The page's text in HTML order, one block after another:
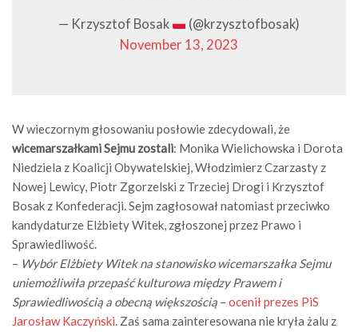
— Krzysztof Bosak
(@krzysztofbosak)
November 13, 2023
W wieczornym głosowaniu posłowie zdecydowali, że
wicemarszałkami Sejmu zostali: Monika Wielichowska i Dorota
Niedziela z Koalicji Obywatelskiej, Włodzimierz Czarzasty z
Nowej Lewicy, Piotr Zgorzelski z Trzeciej Drogi i Krzysztof
Bosak z Konfederacji. Sejm zagłosował natomiast przeciwko
kandydaturze Elżbiety Witek, zgłoszonej przez Prawo i
Sprawiedliwość.
– Wybór Elżbiety Witek na stanowisko wicemarszałka Sejmu
uniemożliwiła przepaść kulturowa między Prawem i
Sprawiedliwością a obecną większością – ocenił prezes PiS
Jarosław Kaczyński. Zaś sama zainteresowana nie kryła żalu z